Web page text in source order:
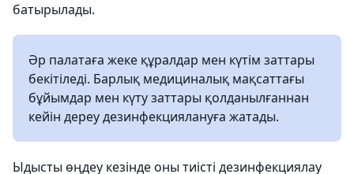
батырылады.
Әр палатаға жеке құралдар мен күтім заттары
бекітіледі. Барлық медициналық мақсаттағы
бұйымдар мен күту заттары қолданылғаннан
кейін дереу дезинфекциялануға жатады.
Ыдысты өңдеу кезінде оны тиісті дезинфекциялау